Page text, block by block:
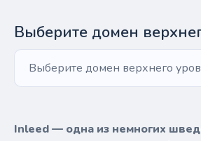
Выберите домен
Выберите домен верхнего
Inleed — одна из немногих